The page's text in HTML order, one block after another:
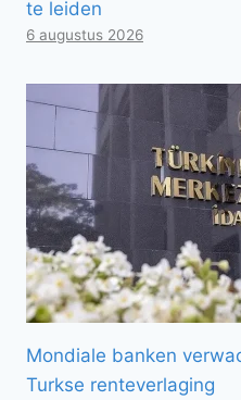
te leiden
6 augustus 2026
Mondiale banken
Turkse renteverlaging